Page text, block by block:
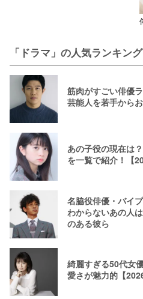
「ドラマ」の人気ランキング
筋肉がすごい俳優
芸能人を若手から
あの子役の現在は
を一覧で紹介！【
名脇役俳優・バイ
わからないあの人
のある彼ら
綺麗すぎる50代女
愛さが魅力的【